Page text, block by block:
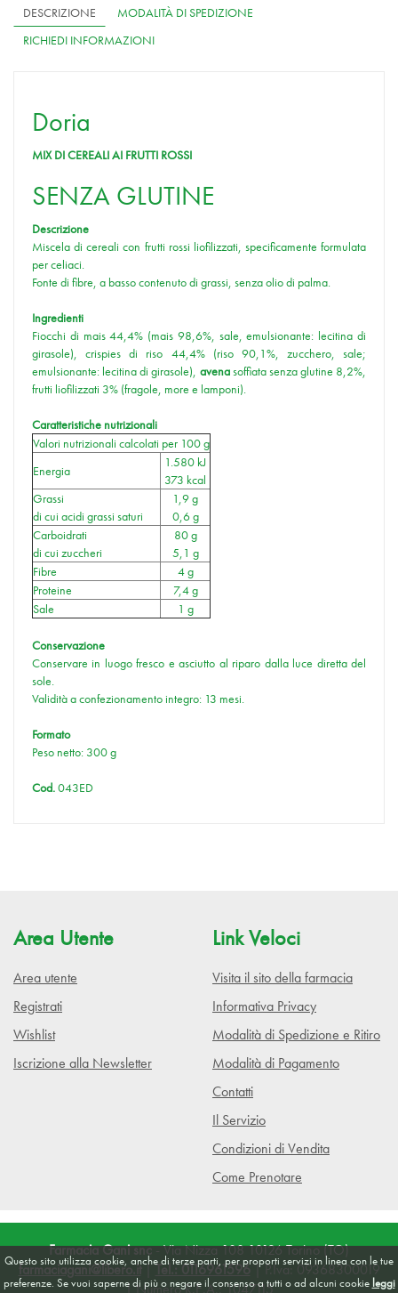
Questo sito utilizza cookie, anche di terze parti, per proporti servizi in linea con le tue
preferenze. Se vuoi saperne di più o negare il consenso a tutti o ad alcuni cookie leggi
DESCRIZIONE
MODALITÀ DI SPEDIZIONE
RICHIEDI INFORMAZIONI
Doria
MIX DI CEREALI AI FRUTTI ROSSI
SENZA GLUTINE
Descrizione
Miscela di cereali con frutti rossi liofilizzati, specificamente formulata
per celiaci.
Fonte di fibre, a basso contenuto di grassi, senza olio di palma.
Ingredienti
Fiocchi di mais 44,4% (mais 98,6%, sale, emulsionante: lecitina di
girasole), crispies di riso 44,4% (riso 90,1%, zucchero, sale;
emulsionante: lecitina di girasole), avenasoffiata senza glutine 8,2%,
frutti liofilizzati 3% (fragole, more e lamponi).
Caratteristiche nutrizionali
Valori nutrizionali calcolati per 100 g
Energia
1.580 kJ
373 kcal
Grassi
di cui acidi grassi saturi
1,9 g
0,6 g
Carboidrati
di cui zuccheri
80 g
5,1 g
Fibre
4 g
Proteine
7,4 g
Sale
1 g
Conservazione
Conservare in luogo fresco e asciutto al riparo dalla luce diretta del
sole.
Validità a confezionamento integro: 13 mesi.
Formato
Peso netto: 300 g
Cod.043ED
Area Utente
Area utente
Registrati
Wishlist
Iscrizione alla Newsletter
Link Veloci
Visita il sito della farmacia
Informativa Privacy
Modalità di Spedizione e Ritiro
Modalità di Pagamento
Contatti
Il Servizio
Condizioni di Vendita
Come Prenotare
Farmacia Gani snc- Via Nizza 108 10126 Torino (TO)
farmaciagani@libero.it|Tel.: 0116961596| P.Iva: 09368300019
| Numero R.E.A.: 1047115